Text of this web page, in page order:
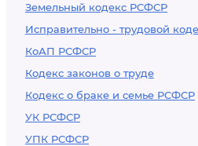
Земельный кодекс РСФСР
Исправительно - трудовой
КоАП РСФСР
Кодекс законов о труде
Кодекс о браке и семье РСФСР
УК РСФСР
УПК РСФСР